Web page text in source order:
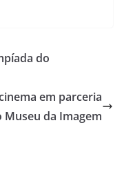
do
em parceria
Museu da Imagem